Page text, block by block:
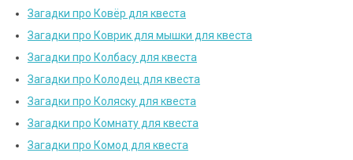
Загадки про Ковёр для квеста
Загадки про Коврик для мышки для квеста
Загадки про Колбасу для квеста
Загадки про Колодец для квеста
Загадки про Коляску для квеста
Загадки про Комнату для квеста
Загадки про Комод для квеста